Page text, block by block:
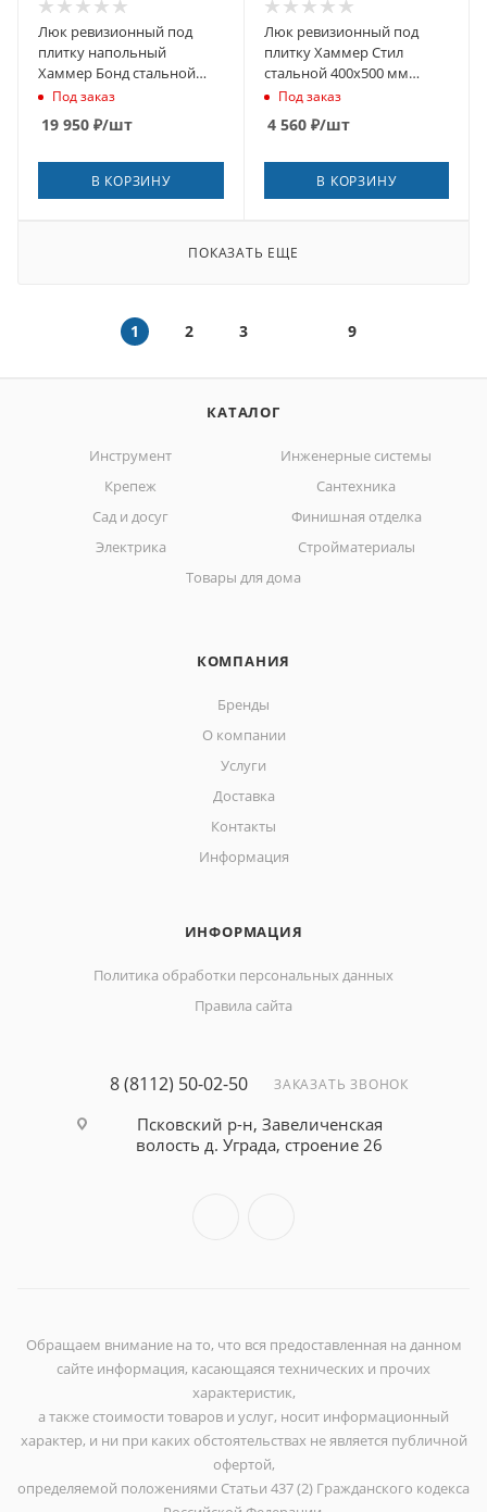
Люк ревизионный под
плитку напольный
Хаммер Бонд стальной
700х800 мм скрытый
Под заказ
19 950 ₽/шт
В КОРЗИНУ
Люк ревизионный под
плитку Хаммер Стил
стальной 400х500 мм
скрытый
Под заказ
4 560₽/шт
В КОРЗИНУ
ПОКАЗАТЬ ЕЩЕ
1 2 3 9
КАТАЛОГ
Инструмент
Инженерные системы
Крепеж
Сантехника
Сад и досуг
Финишная отделка
Электрика
Стройматериалы
Товары для дома
КОМПАНИЯ
Бренды
О компании
Услуги
Доставка
Контакты
Информация
ИНФОРМАЦИЯ
Политика обработки персональных данных
Правила сайта
8 (8112) 50-02-50 ЗАКАЗАТЬ ЗВОНОК
Псковский р-н, Завеличенская
волость д. Уграда, строение 26
Обращаем внимание на то, что вся предоставленная на данном
сайте информация, касающаяся технических и прочих
характеристик,
а также стоимости товаров и услуг, носит информационный
характер, и ни при каких обстоятельствах не является публичной
офертой,
определяемой положениями Статьи 437 (2) Гражданского кодекса